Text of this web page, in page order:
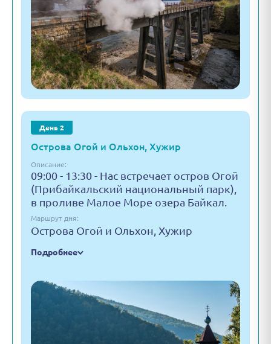
День 2
Острова Огой и Ольхон, Хужир
Описание:
09:00 - 13:30 - Нас встречает остров Огой
(Прибайкальский национальный парк),
в проливе Малое Море озера Байкал.
Маршрут дня:
Острова Огой и Ольхон, Хужир
Подробнее